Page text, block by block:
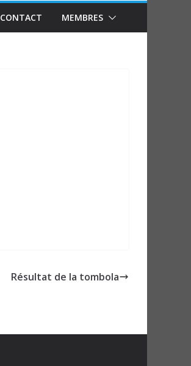
CONTACT MEMBRES
Résultat de la tombola